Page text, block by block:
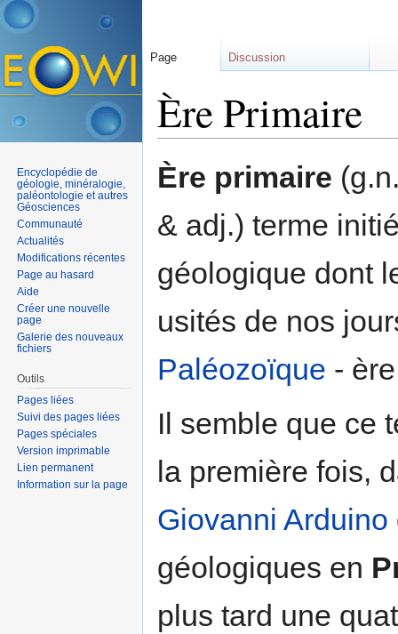
Ère Primaire
Ère primaire
& adj.) terme
géologique dont
usités de nos
Paléozoïque -
Il semble que ce
la première fois,
Giovanni Arduino
géologiques en
plus tard une
Page Discussion
Encyclopédie de
géologie, minéralogie,
paléontologie et autres
Géosciences
Communauté
Actualités
Modifications récentes
Page au hasard
Aide
Créer une nouvelle
page
Galerie des nouveaux
fichiers
Outils
Pages liées
Suivi des pages liées
Pages spéciales
Version imprimable
Lien permanent
Information sur la page